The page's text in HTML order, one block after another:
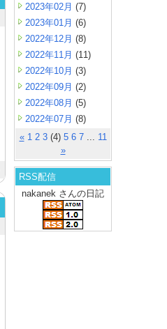
2023年02月 (7)
2023年01月 (6)
2022年12月 (8)
2022年11月 (11)
2022年10月 (3)
2022年09月 (2)
2022年08月 (5)
2022年07月 (8)
« 1 2 3 (4) 5 6 7... 11
»
RSS配信
nakanek さんの日記